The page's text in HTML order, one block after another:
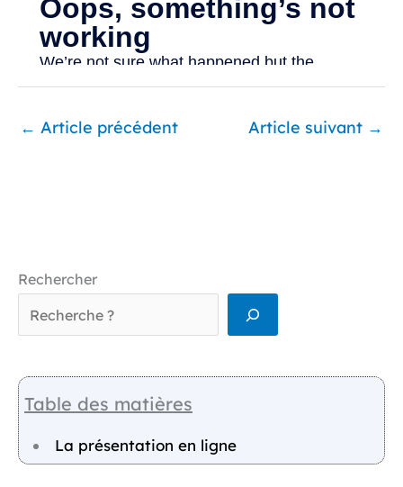
← Article précédent Article suivant →
Rechercher
Table des matières
La présentation en ligne